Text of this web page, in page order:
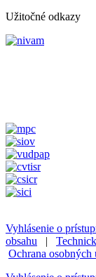
Užitočné odkazy
Vyhlásenie o
obsahu |
Ochrana osobných